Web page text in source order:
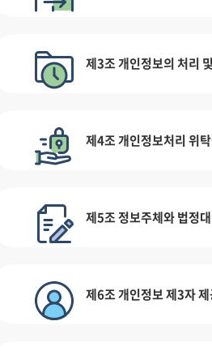
제3조 개인정보의 처리
제4조 개인정보처리 위
제5조 정보주체와 법정
제6조 개인정보 제3자